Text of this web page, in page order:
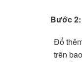
Bước 2:
Đổ
trên